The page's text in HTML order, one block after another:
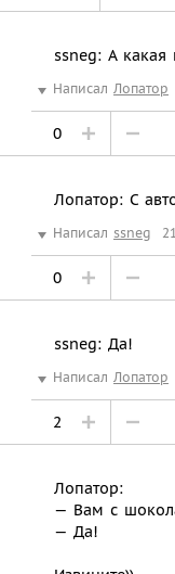
ssneg: А какая
Написал Лопатор
0
Лопатор: С
Написал ssneg
0
ssneg: Да!
Написал Лопатор
2
Лопатор:
— Вам с
— Да!